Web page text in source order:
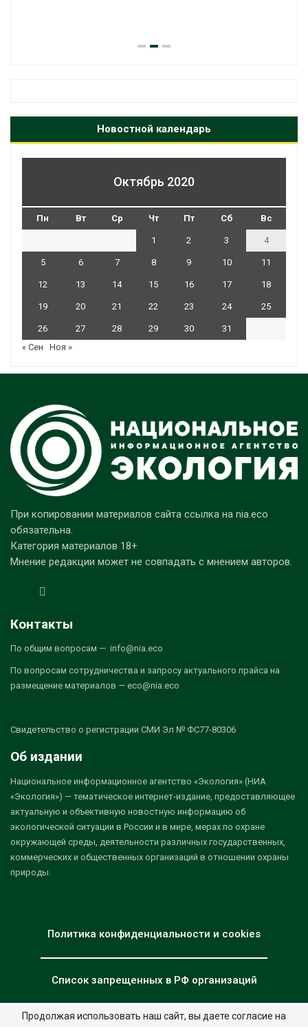
Новостной календарь
Октябрь 2020
Пн Вт Ср Чт Пт Сб Вс
1 2 3 4
5 6 7 8 9 10 11
12 13 14 15 16 17 18
19 20 21 22 23 24 25
26 27 28 29 30
31
« Сен
Ноя »
При копировании материалов сайта ссылка на nia.eco
обязательна.
Категория материалов 18+
Мнение редакции может не совпадать с мнением авторов.
Контакты
По общим вопросам — info@nia.eco
По вопросам сотрудничества и запросу актуального прайса на
размещение материалов — eco@nia.eco
Свидетельство о регистрации СМИ Эл № ФС77-80306
Об издании
Национальное информационное агентство «Экология» (НИА
«Экология») — тематическое интернет-издание, предоставляющее
актуальную и объективную новостную информацию об
экологической ситуации в России и в мире, мерах по охране
окружающей среды, деятельности различных государственных,
коммерческих и общественных организаций в отношении охраны
природы.
Политика конфиденциальности и cookies
Список запрещенных в РФ организаций
Продолжая использовать наш сайт, вы даете согласие на